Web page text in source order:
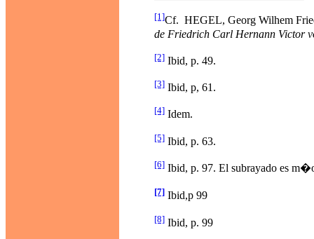
[1]Cf. HEGEL, Georg Wilhem
de Friedrich Carl Hernann Victor
[2] Ibid, p. 49.
[3] Ibid, p, 61.
[4] Idem.
[5] Ibid, p. 63.
[6] Ibid, p. 97. El subrayado es
[7] Ibid,p 99
[8] Ibid, p. 99